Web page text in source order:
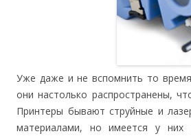
Уже даже и не вспомнить то
они настолько распространены,
Принтеры бывают струйные и
материалами, но имеется у